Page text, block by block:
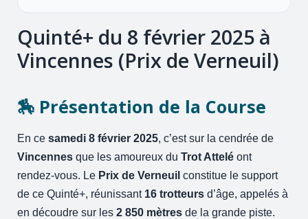
Quinté+ du 8 février 2025 à
Vincennes (Prix de Verneuil)
🏇 Présentation de la Course
En cesamedi 8 février 2025, c’est sur la cendrée de
Vincennes que les amoureux duTrot Attelé ont
rendez-vous. Le Prix de Verneuil constitue le support
de ce Quinté+, réunissant 16 trotteurs d’âge, appelés à
en découdre sur les2 850 mètres de la grande piste.